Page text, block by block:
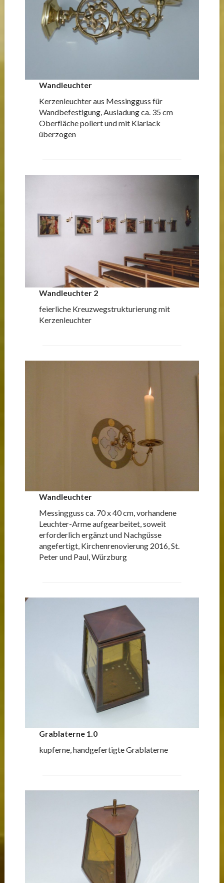
Wandleuchter
Kerzenleuchter aus Messingguss für
Wandbefestigung, Ausladung ca. 35 cm
Oberfläche poliert und mit Klarlack
überzogen
Wandleuchter 2
feierliche Kreuzwegstrukturierung mit
Kerzenleuchter
Wandleuchter
Messingguss ca. 70 x 40 cm, vorhandene
Leuchter-Arme aufgearbeitet, soweit
erforderlich ergänzt und Nachgüsse
angefertigt, Kirchenrenovierung 2016, St.
Peter und Paul, Würzburg
Grablaterne 1.0
kupferne, handgefertigte Grablaterne